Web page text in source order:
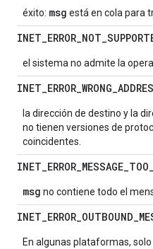
éxito: msg está en cola para
INET_ERROR_NOT_
el sistema no admite la
INET_ERROR_WRONG_
la dirección de destino y la
no tienen versiones de
coincidentes.
INET_ERROR_MESSAGE_TOO_
msg no contiene todo el
INET_ERROR_OUTBOUND_
En algunas plataformas,